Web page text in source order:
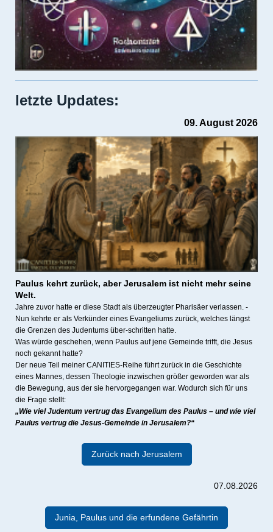
letzte Updates:
09. August 2026
Paulus kehrt zurück, aber Jerusalem ist nicht mehr seine
Welt.
Jahre zuvor hatte er diese Stadt als überzeugter Pharisäer verlassen. -
Nun kehrte er als Verkünder eines Evangeliums zurück, welches längst
die Grenzen des Judentums über-schritten hatte.
Was würde geschehen, wenn Paulus auf jene Gemeinde trifft, die Jesus
noch gekannt hatte?
Der neue Teil meiner CANITIES-Reihe führt zurück in die Geschichte
eines Mannes, dessen Theologie inzwischen größer geworden war als
die Bewegung, aus der sie hervorgegangen war. Wodurch sich für uns
die Frage stellt:
„Wie viel Judentum vertrug das Evangelium des Paulus – und wie viel
Paulus vertrug die Jesus-Gemeinde in Jerusalem?“
Zurück nach Jerusalem
07.08.2026
Junia, Paulus und die erfundene Gefährtin